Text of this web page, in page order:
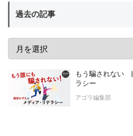
過去の記事
もう騙されない
ラシー
アゴラ編集部